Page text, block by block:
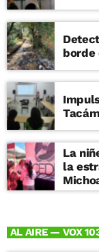
borde
La
la
AL AIRE — VOX